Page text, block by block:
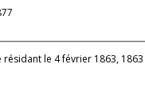
résidant le 4 février 1863, 1863